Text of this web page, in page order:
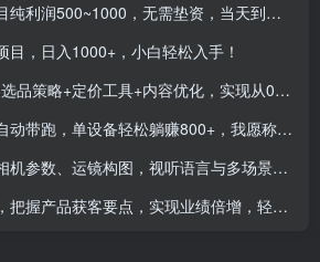
500~1000，无需垫资，当天到账。不需要有车，…
目，日入1000+，小白轻松入手！
+定价工具+内容优化，实现从0到1店铺搭建与增长
，单设备轻松躺赚800+，我愿称今年最牛逼项目…
数、运镜构图，视听语言与多场景短片制作
握产品获客要点，实现业绩倍增，轻松破局